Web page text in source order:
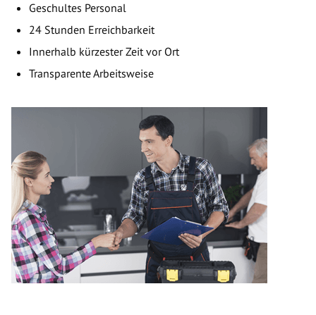
Geschultes Personal
24 Stunden Erreichbarkeit
Innerhalb kürzester Zeit vor Ort
Transparente Arbeitsweise